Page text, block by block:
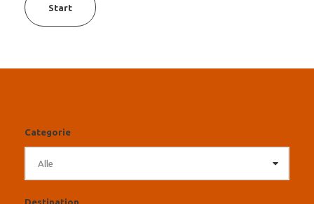
Start
Categorie